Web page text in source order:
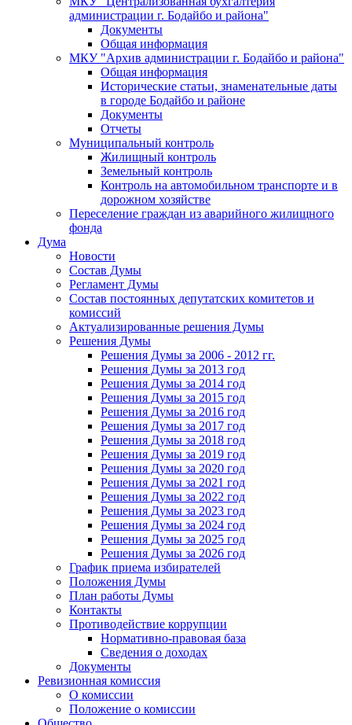
администрации г. Бодайбо и района"
Документы
Общая информация
МКУ "Архив администрации г. Бодайбо и района"
Общая информация
Исторические статьи, знаменательные даты
в городе Бодайбо и районе
Документы
Отчеты
Муниципальный контроль
Жилищный контроль
Земельный контроль
Контроль на автомобильном транспорте и в
дорожном хозяйстве
Переселение граждан из аварийного жилищного
фонда
Дума
Новости
Состав Думы
Регламент Думы
Состав постоянных депутатских комитетов и
комиссий
Актуализированные решения Думы
Решения Думы
Решения Думы за 2006 - 2012 гг.
Решения Думы за 2013 год
Решения Думы за 2014 год
Решения Думы за 2015 год
Решения Думы за 2016 год
Решения Думы за 2017 год
Решения Думы за 2018 год
Решения Думы за 2019 год
Решения Думы за 2020 год
Решения Думы за 2021 год
Решения Думы за 2022 год
Решения Думы за 2023 год
Решения Думы за 2024 год
Решения Думы за 2025 год
Решения Думы за 2026 год
График приема избирателей
Положения Думы
План работы Думы
Контакты
Противодействие коррупции
Нормативно-правовая база
Сведения о доходах
Документы
Ревизионная комиссия
О комиссии
Положение о комиссии